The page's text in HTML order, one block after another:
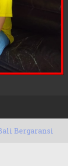
14/05/